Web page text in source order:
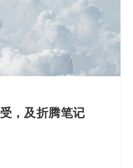
，及折腾笔记